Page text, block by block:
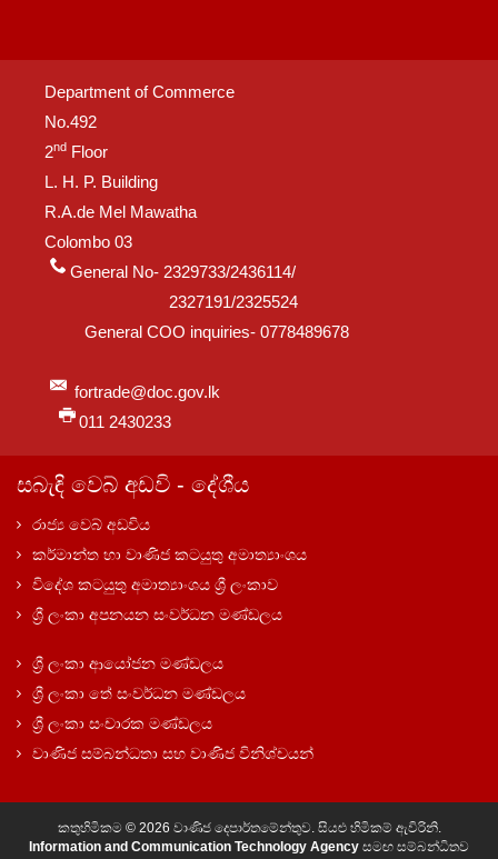
Department of Commerce
No.492
2nd Floor
L. H. P. Building
R.A.de Mel Mawatha
Colombo 03
General No- 2329733/2436114/
2327191/2325524
General COO inquiries- 0778489678
fortrade@doc.gov.lk
011 2430233
සබැඳි වෙබ් අඩවි - දේශීය
රාජ්‍ය වෙබ් අඩවිය
කර්මාන්ත හා වාණිජ කටයුතු අමාත්‍යාංශය
විදේශ කටයුතු අමාත්‍යාංශය ශ්‍රී ලංකාව
ශ්‍රී ලංකා අපනයන සංවර්ධන මණ්ඩලය
ශ්‍රී ලංකා ආයෝජන මණ්ඩලය
ශ්‍රී ලංකා තේ සංවර්ධන මණ්ඩලය
ශ්‍රී ලංකා සංචාරක මණ්ඩලය
වාණිජ සම්බන්ධතා සහ වාණිජ විනිශ්චයන්
කතුහිමිකම © 2026 වාණිජ දෙපාර්තමේන්තුව. සියළු හිමිකම් ඇවිරිනි.
Information and Communication Technology Agency සමඟ සම්බන්ධිතව